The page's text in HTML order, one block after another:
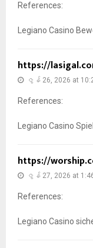
References:
Legiano Casino
https://
ဇွန် 26, 2026 at
References:
Legiano Casino
https://
ဇွန် 27, 2026 at
References:
Legiano Casino